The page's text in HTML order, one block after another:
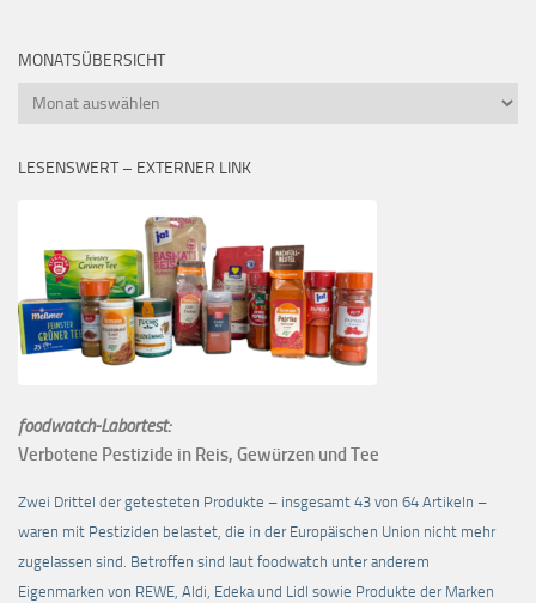
MONATSÜBERSICHT
Monatsübersicht
LESENSWERT – EXTERNER LINK
foodwatch-Labortest:
Verbotene Pestizide in Reis, Gewürzen und Tee
Zwei Drittel der getesteten Produkte – insgesamt 43 von 64 Artikeln –
waren mit Pestiziden belastet, die in der Europäischen Union nicht mehr
zugelassen sind. Betroffen sind laut foodwatch unter anderem
Eigenmarken von REWE, Aldi, Edeka und Lidl sowie Produkte der Marken